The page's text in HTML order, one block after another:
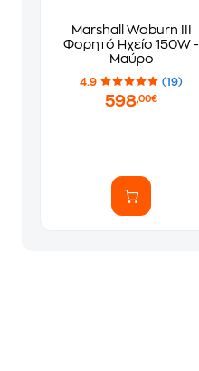
Marshall Woburn III
Φορητό Ηχείο 150W -
Μαύρο
4.9 (19)
598,00€